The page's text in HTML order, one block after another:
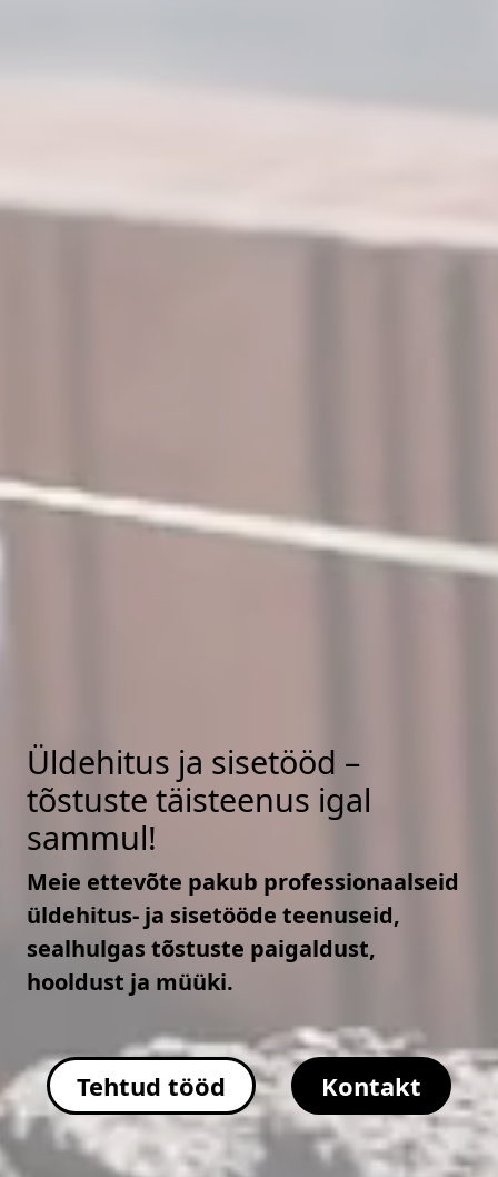
Üldehitus ja sisetööd –
tõstuste täisteenus igal
sammul!
Meie ettevõte pakub professionaalseid
üldehitus- ja sisetööde teenuseid,
sealhulgas tõstuste paigaldust,
hooldust ja müüki.
Tehtud tööd Kontakt